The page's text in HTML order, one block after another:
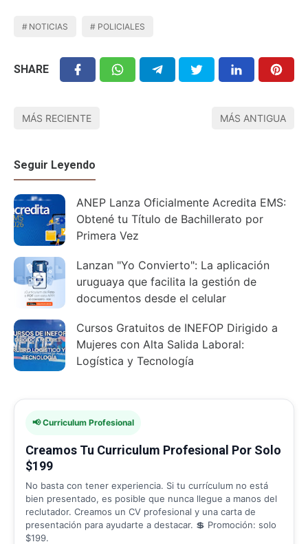
NOTICIAS POLICIALES
SHARE
MÁS RECIENTE MÁS ANTIGUA
Seguir Leyendo
ANEP Lanza Oficialmente Acredita EMS:
Obtené tu Título de Bachillerato por
Primera Vez
Lanzan "Yo Convierto": La aplicación
uruguaya que facilita la gestión de
documentos desde el celular
Cursos Gratuitos de INEFOP Dirigido a
Mujeres con Alta Salida Laboral:
Logística y Tecnología
📢 Curriculum Profesional
Creamos Tu Curriculum Profesional Por Solo
$199
No basta con tener experiencia. Si tu currículum no está
bien presentado, es posible que nunca llegue a manos del
reclutador. Creamos un CV profesional y una carta de
presentación para ayudarte a destacar. 💲 Promoción: solo
$199.